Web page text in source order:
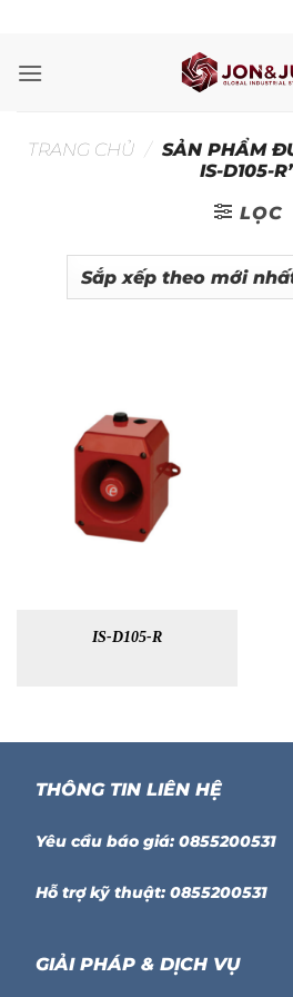
nội
TRANG CHỦ / SẢN PHẨM
IS-D105-
LỌC
IS-D105-R
THÔNG TIN LIÊN HỆ
Yêu cầu báo giá: 0855200531
Hỗ trợ kỹ thuật: 0855200531
GIẢI PHÁP & DỊCH VỤ